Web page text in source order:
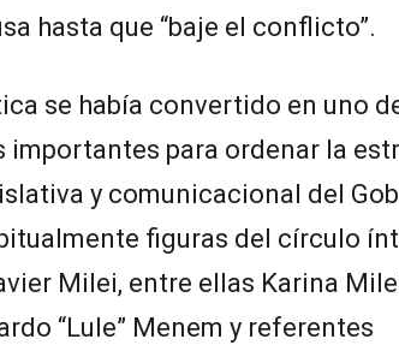
hasta que “baje el conflicto”.
se había convertido en uno
importantes para ordenar la
y comunicacional del
figuras del círculo
Milei, entre ellas Karina
“Lule” Menem y referentes